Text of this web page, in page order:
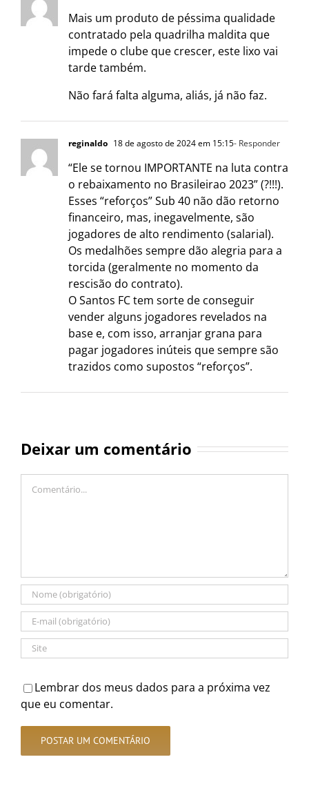
Mais um produto de péssima qualidade
contratado pela quadrilha maldita que
impede o clube que crescer, este lixo vai
tarde também.
Não fará falta alguma, aliás, já não faz.
reginaldo 18 de agosto de 2024 em 15:15- Responder
“Ele se tornou IMPORTANTE na luta contra
o rebaixamento no Brasileirao 2023” (?!!!).
Esses “reforços” Sub 40 não dão retorno
financeiro, mas, inegavelmente, são
jogadores de alto rendimento (salarial).
Os medalhões sempre dão alegria para a
torcida (geralmente no momento da
rescisão do contrato).
O Santos FC tem sorte de conseguir
vender alguns jogadores revelados na
base e, com isso, arranjar grana para
pagar jogadores inúteis que sempre são
trazidos como supostos “reforços”.
Deixar um comentário
Lembrar dos meus dados para a próxima vez
que eu comentar.